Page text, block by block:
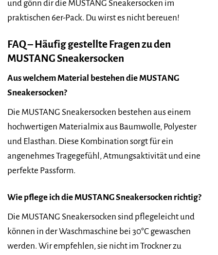
und gönn dir die MUSTANG Sneakersocken im
praktischen 6er-Pack. Du wirst es nicht bereuen!
FAQ – Häufig gestellte Fragen zu den
MUSTANG Sneakersocken
Aus welchem Material bestehen die MUSTANG
Sneakersocken?
Die MUSTANG Sneakersocken bestehen aus einem
hochwertigen Materialmix aus Baumwolle, Polyester
und Elasthan. Diese Kombination sorgt für ein
angenehmes Tragegefühl, Atmungsaktivität und eine
perfekte Passform.
Wie pflege ich die MUSTANG Sneakersocken richtig?
Die MUSTANG Sneakersocken sind pflegeleicht und
können in der Waschmaschine bei 30°C gewaschen
werden. Wir empfehlen, sie nicht im Trockner zu